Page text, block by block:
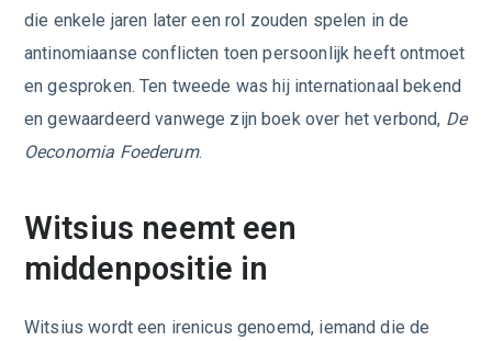
die enkele jaren later een rol zouden spelen in de
antinomiaanse conflicten toen persoonlijk heeft ontmoet
en gesproken. Ten tweede was hij internationaal bekend
en gewaardeerd vanwege zijn boek over het verbond, De
Oeconomia Foederum.
Witsius neemt een
middenpositie in
Witsius wordt een irenicus genoemd, iemand die de